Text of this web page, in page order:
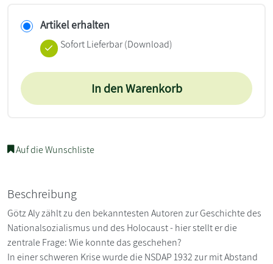
Artikel erhalten
Sofort Lieferbar (Download)
In den Warenkorb
Auf die Wunschliste
Beschreibung
Götz Aly zählt zu den bekanntesten Autoren zur Geschichte des
Nationalsozialismus und des Holocaust - hier stellt er die
zentrale Frage: Wie konnte das geschehen?
In einer schweren Krise wurde die NSDAP 1932 zur mit Abstand